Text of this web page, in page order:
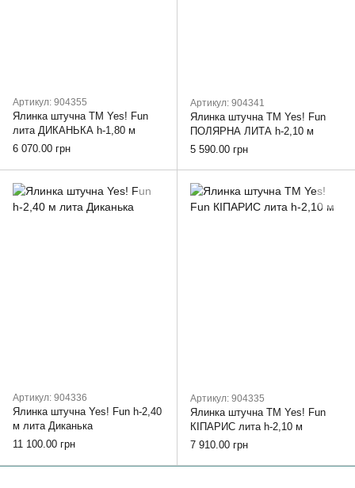
Артикул: 904355
Ялинка штучна ТМ Yes! Fun
лита ДИКАНЬКА h-1,80 м
6 070.00 грн
Артикул: 904341
Ялинка штучна ТМ Yes! Fun
ПОЛЯРНА ЛИТА h-2,10 м
5 590.00 грн
Артикул: 904336
Ялинка штучна Yes! Fun h-2,40
м лита Диканька
11 100.00 грн
Артикул: 904335
Ялинка штучна ТМ Yes! Fun
КІПАРИС лита h-2,10 м
7 910.00 грн